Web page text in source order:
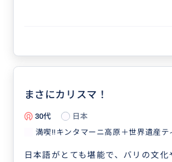
まさにカリスマ！
30代
日本
満喫‼️キンタマーニ高原＋世界遺産テ
日本語がとても堪能で、バリの文